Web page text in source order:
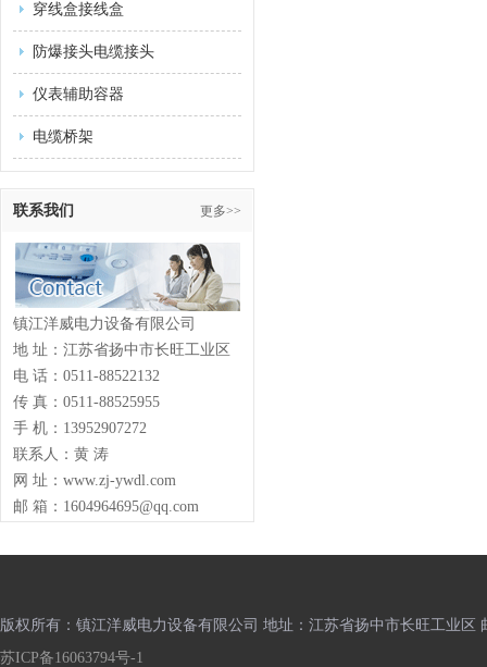
穿线盒接线盒
防爆接头电缆接头
仪表辅助容器
电缆桥架
联系我们 更多>>
镇江洋威电力设备有限公司
地 址：江苏省扬中市长旺工业区
电 话：0511-88522132
传 真：0511-88525955
手 机：13952907272
联系人：黄 涛
网 址：www.zj-ywdl.com
邮 箱：1604964695@qq.com
版权所有：镇江洋威电力设备有限公司 地址：江苏省扬中市长旺工业区
苏ICP备16063794号-1